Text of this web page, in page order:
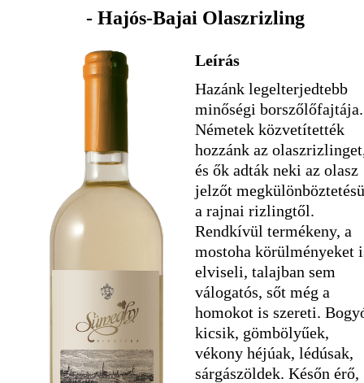
- Hajós-Bajai Olaszrizling
Leírás
Hazánk legelterjedtebb
minőségi borszőlőfajtája.
Németek közvetítették
hozzánk az
és ők adták neki az olasz
jelzőt
a rajnai rizlingtől.
Rendkívül termékeny, a
mostoha körülményeket
elviseli, talajban sem
válogatós, sőt még a
homokot is szereti.
kicsik, gömbölyűek,
vékony héjúak, lédúsak,
sárgászöldek. Későn érő,